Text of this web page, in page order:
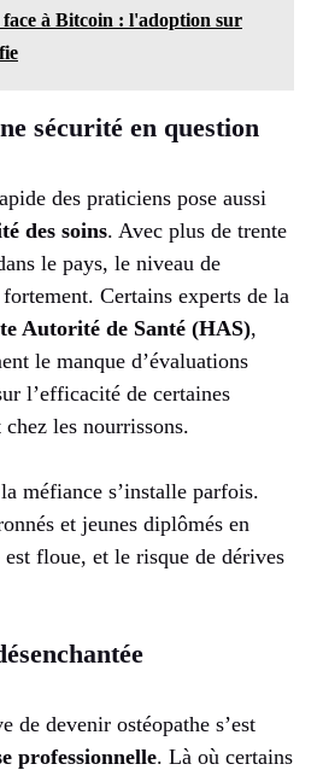
à Bitcoin : l'adoption sur
sécurité en question
des praticiens pose aussi
des soins. Avec plus de trente
le pays, le niveau de
Certains experts de la
Autorité de Santé (HAS),
le manque d’évaluations
l’efficacité de certaines
les nourrissons.
méfiance s’installe parfois.
et jeunes diplômés en
floue, et le risque de dérives
de devenir ostéopathe s’est
professionnelle. Là où certains